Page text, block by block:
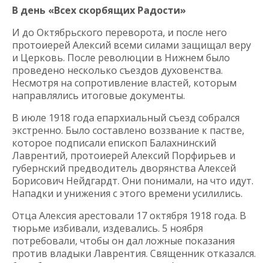
В день «Всех скорбящих Радости»
И до Октябрьского переворота, и после него
протоиерей Алексий всеми силами защищал веру
и Церковь. После революции в Нижнем было
проведено несколько съездов духовенства.
Несмотря на сопротивление властей, которым
направлялись итоговые документы.
В июле 1918 года епархиальный съезд собрался
экстренно. Было составлено воззвание к пастве,
которое подписали епископ Балахнинский
Лаврентий, протоиерей Алексий Порфирьев и
губернский предводитель дворянства Алексей
Борисович Нейдгардт. Они понимали, на что идут.
Нападки и унижения с этого времени усилились.
Отца Алексия арестовали 17 октября 1918 года. В
тюрьме избивали, издевались. 5 ноября
потребовали, чтобы он дал ложные показания
против владыки Лаврентия. Священник отказался.